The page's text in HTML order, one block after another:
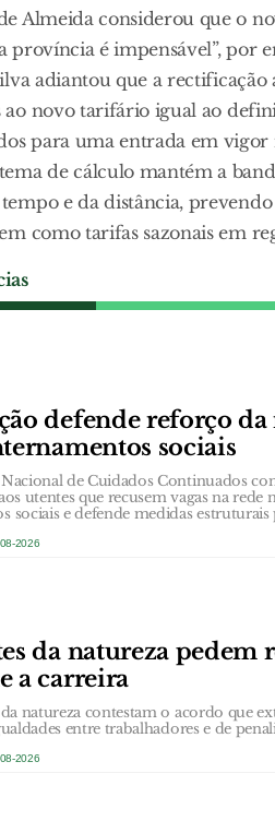
Almeida considerou que o
província é impensável”, por
adiantou que a
novo tarifário igual ao
para uma entrada em vigor
de cálculo mantém a
e da distância,
como tarifas sazonais em
defende reforço da
sociais
Nacional de Cuidados Continuados
utentes que recusem vagas na
sociais e defende medidas estruturais
2026
da natureza pedem
a carreira
natureza contestam o acordo que
entre trabalhadores e de
2026